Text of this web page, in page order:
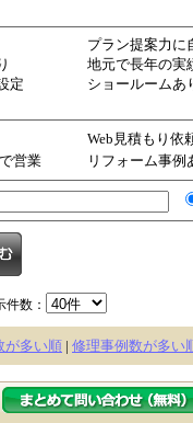
プラン提案力に
地元で長年の実
定
ショールームあ
Web見積もり依
営業
リフォーム事例
件数：
が多い順 | 修理事例数が多い